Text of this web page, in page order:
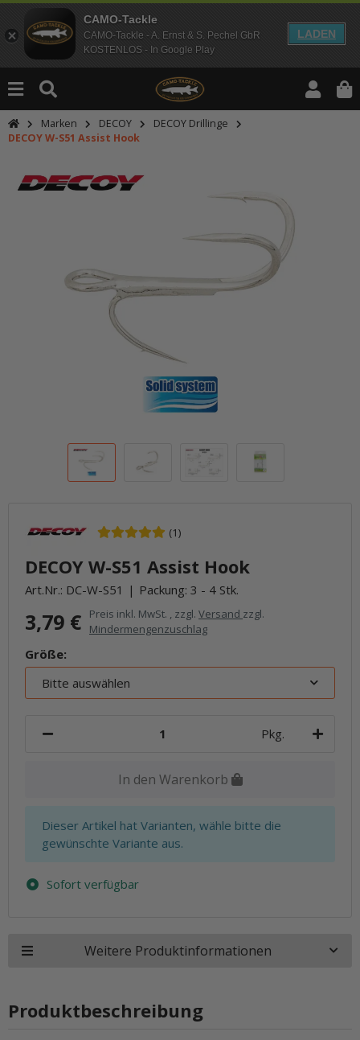
CAMO-Tackle
CAMO-Tackle - A. Ernst & S. Pechel GbR
KOSTENLOS - In Google Play
LADEN
Marken DECOY
DECOY Drillinge
DECOY W-S51 Assist Hook
(1)
DECOY W-S51 Assist Hook
Art.Nr.: DC-W-S51 Packung: 3 - 4 Stk.
3,79 € Preis inkl. MwSt. , zzgl. Versand zzgl.
Mindermengenzuschlag
Größe:
Bitte auswählen
Pkg.
In den Warenkorb
x
Dieser Artikel hat Varianten, wähle bitte die
gewünschte Variante aus.
Sofort verfügbar
Weitere Produktinformationen
Produktbeschreibung